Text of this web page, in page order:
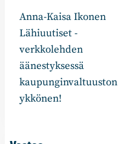
selaus
Anna-Kaisa Ikonen
Lähiuutiset -
verkkolehden
äänestyksessä
kaupunginvaltuuston
ykkönen!